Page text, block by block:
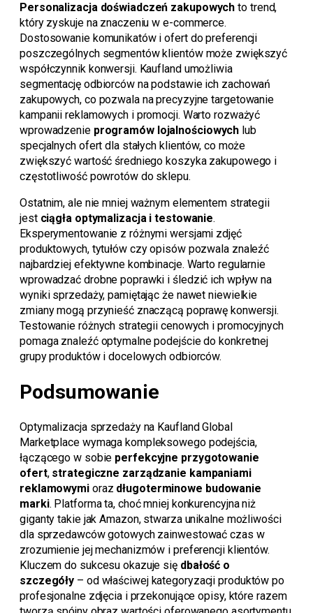
Personalizacja doświadczeń zakupowych to trend,
który zyskuje na znaczeniu w e-commerce.
Dostosowanie komunikatów i ofert do preferencji
poszczególnych segmentów klientów może zwiększyć
współczynnik konwersji. Kaufland umożliwia
segmentację odbiorców na podstawie ich zachowań
zakupowych, co pozwala na precyzyjne targetowanie
kampanii reklamowych i promocji. Warto rozważyć
wprowadzenie programów lojalnościowych lub
specjalnych ofert dla stałych klientów, co może
zwiększyć wartość średniego koszyka zakupowego i
częstotliwość powrotów do sklepu.
Ostatnim, ale nie mniej ważnym elementem strategii
jest ciągła optymalizacja i testowanie.
Eksperymentowanie z różnymi wersjami zdjęć
produktowych, tytułów czy opisów pozwala znaleźć
najbardziej efektywne kombinacje. Warto regularnie
wprowadzać drobne poprawki i śledzić ich wpływ na
wyniki sprzedaży, pamiętając że nawet niewielkie
zmiany mogą przynieść znaczącą poprawę konwersji.
Testowanie różnych strategii cenowych i promocyjnych
pomaga znaleźć optymalne podejście do konkretnej
grupy produktów i docelowych odbiorców.
Podsumowanie
Optymalizacja sprzedaży na Kaufland Global
Marketplace wymaga kompleksowego podejścia,
łączącego w sobie perfekcyjne przygotowanie
ofert, strategiczne zarządzanie kampaniami
reklamowymioraz długoterminowe budowanie
marki. Platforma ta, choć mniej konkurencyjna niż
giganty takie jak Amazon, stwarza unikalne możliwości
dla sprzedawców gotowych zainwestować czas w
zrozumienie jej mechanizmów i preferencji klientów.
Kluczem do sukcesu okazuje się dbałość o
szczegóły – od właściwej kategoryzacji produktów po
profesjonalne zdjęcia i przekonujące opisy, które razem